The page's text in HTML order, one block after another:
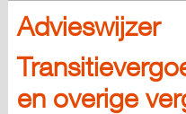
Advieswijzer
en overige